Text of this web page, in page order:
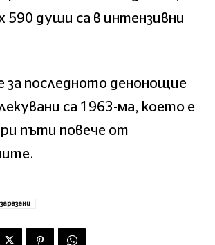
590 души са в интензивни
за последното денонощие
са 1963-ма, което е
пъти повече от
заразени